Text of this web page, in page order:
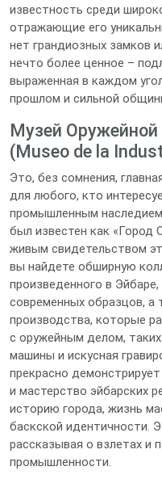
известность среди
отражающие его
нет грандиозных замков
нечто более ценное –
выраженная в каждом
прошлом и сильной
Музей
(Museo de la
Это, без сомнения,
для любого, кто
промышленным
был известен как «Город
живым свидетельством
вы найдете обширную
произведенного в
современных образцов, а
производства, которые
с оружейным делом,
машины и искусная
прекрасно
и мастерство эйбарских
историю города, жизнь
баскской идентичности.
рассказывая о взлетах и
промышленности.